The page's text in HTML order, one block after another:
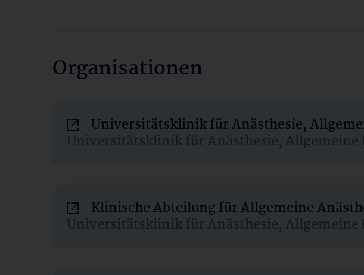
Organisationen
Universitätsklinik für Anästhesie,
Universitätsklinik für Anästhesie,
Klinische Abteilung für Allgemeine
Universitätsklinik für Anästhesie,